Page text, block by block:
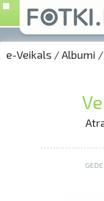
e-Veikals /Albumi /